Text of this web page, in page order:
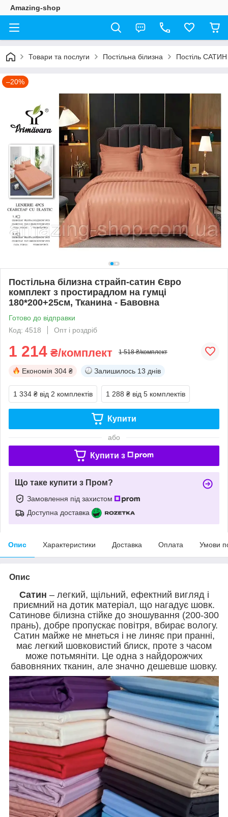
Amazing-shop
Товари та послуги Постільна білизна Постіль САТИН
–20%
Постільна білизна страйп-сатин Євро
комплект з простирадлом на гумці
180*200+25см, Тканина - Бавовна
Готово до відправки
Код: 4518
Опт і роздріб
1 214 ₴/комплект 1 518 ₴/комплект
Економія 304 ₴ Залишилось 13 днів
1 334 ₴ від 2 комплектів 1 288 ₴ від 5 комплектів
Купити
або
Купити з
Що таке купити з Пром?
Замовлення під захистом
Доступна доставка
Опис Характеристики Доставка Оплата Умови
Опис
Сатин – легкий, щільний, ефектний вигляд і
приємний на дотик матеріал, що нагадує шовк.
Сатинове білизна стійке до зношування (200-300
прань), добре пропускає повітря, вбирає вологу.
Сатин майже не мнеться і не линяє при пранні,
має легкий шовковистий блиск, проте з часом
може потьмяніти. Це одна з найдорожчих
бавовняних тканин, але значно дешевше шовку.